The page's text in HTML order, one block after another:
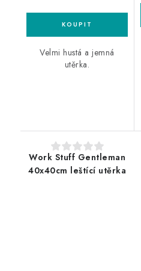
Velmi hustá a jemná
utěrka.
Work Stuff Gentleman
40x40cm leštící utěrka